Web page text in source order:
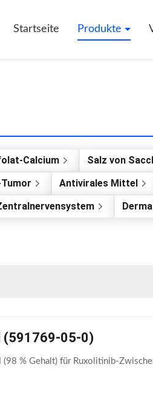
Startseite Produkte
Calcium
Salz von
Antivirales Mittel
(591769-05-0)
% Gehalt) für Ruxolitinib-